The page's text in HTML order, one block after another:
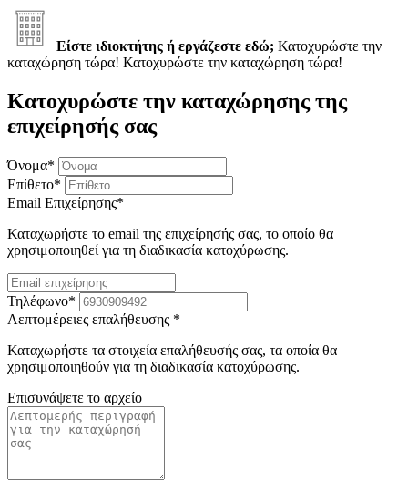
Είστε ιδιοκτήτης ή εργάζεστε εδώ; Κατοχυρώστε την
καταχώρηση τώρα! Κατοχυρώστε την καταχώρηση τώρα!
Κατοχυρώστε την καταχώρησης της
επιχείρησής σας
Όνομα*
Επίθετο*
Email Επιχείρησης*
Καταχωρήστε το email της επιχείρησής σας, το οποίο θα
χρησιμοποιηθεί για τη διαδικασία κατοχύρωσης.
Τηλέφωνο*
Λεπτομέρειες επαλήθευσης *
Καταχωρήστε τα στοιχεία επαλήθευσής σας, τα οποία θα
χρησιμοποιηθούν για τη διαδικασία κατοχύρωσης.
Επισυνάψετε το αρχείο